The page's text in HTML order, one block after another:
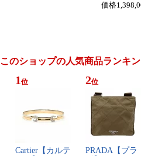
価格
このショップの人気商品ランキ
1 位
C​a​r​t​i​e​r​【​カ​ル​テ​
2位
P​R​A​D​A​【​プ​ラ​